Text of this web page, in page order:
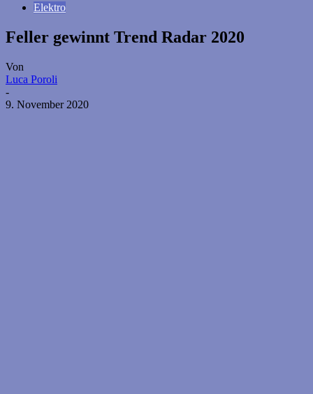
Elektro
Feller gewinnt Trend Radar 2020
Von
Luca Poroli
-
9. November 2020